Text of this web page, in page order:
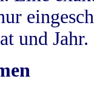
und Jahr.